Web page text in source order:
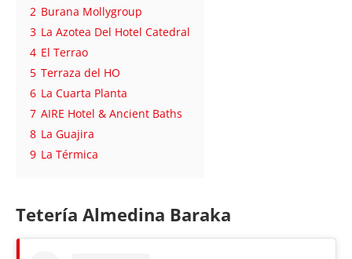
2 Burana Mollygroup
3 La Azotea Del Hotel Catedral
4 El Terrao
5 Terraza del HO
6 La Cuarta Planta
7 AIRE Hotel & Ancient Baths
8 La Guajira
9 La Térmica
Tetería Almedina Baraka